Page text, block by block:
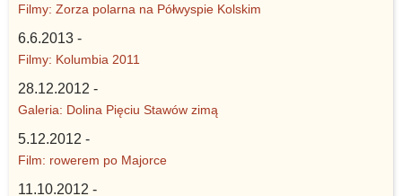
Filmy: Zorza polarna na Półwyspie Kolskim
6.6.2013 -
Filmy: Kolumbia 2011
28.12.2012 -
Galeria: Dolina Pięciu Stawów zimą
5.12.2012 -
Film: rowerem po Majorce
11.10.2012 -